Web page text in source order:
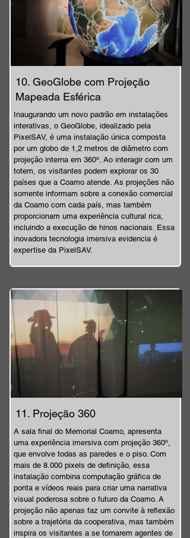
10. GeoGlobe com Projeção
Mapeada Esférica
Inaugurando um novo padrão em instalações
interativas, o GeoGlobe, idealizado pela
PixelSAV, é uma instalação única composta
por um globo de 1,2 metros de diâmetro com
projeção interna em 360º. Ao interagir com um
totem, os visitantes podem explorar os 30
países que a Coamo atende. As projeções não
somente informam sobre a conexão comercial
da Coamo com cada país, mas também
proporcionam uma experiência cultural rica,
incluindo a execução de hinos nacionais. Essa
inovadora tecnologia imersiva evidencia é
expertise da PixelSAV.
11. Projeção 360
A sala final do Memorial Coamo, apresenta
uma experiência imersiva com projeção 360º,
que envolve todas as paredes e o piso. Com
mais de 8.000 pixels de definição, essa
instalação combina computação gráfica de
ponta e vídeos reais para criar uma narrativa
visual poderosa sobre o futuro da Coamo. A
projeção não apenas faz um convite à reflexão
sobre a trajetória da cooperativa, mas também
inspira os visitantes a se tornarem agentes de